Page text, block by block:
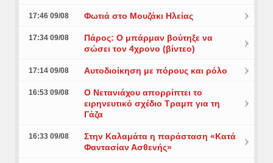
17:46 09/08 Φωτιά στο Μουζάκι Ηλείας
17:34 09/08
Πάρος: Ο μπάρμαν βούτηξε να
σώσει τον 4χρονο (βίντεο)
17:14 09/08 Αυτοδιοίκηση με πόρους και ρόλο
16:53 09/08
Ο Νετανιάχου απορρίπτει το
ειρηνευτικό σχέδιο Τραμπ για τη
Γάζα
16:33 09/08
Στην Καλαμάτα η παράσταση «Κατά
Φαντασίαν Ασθενής»